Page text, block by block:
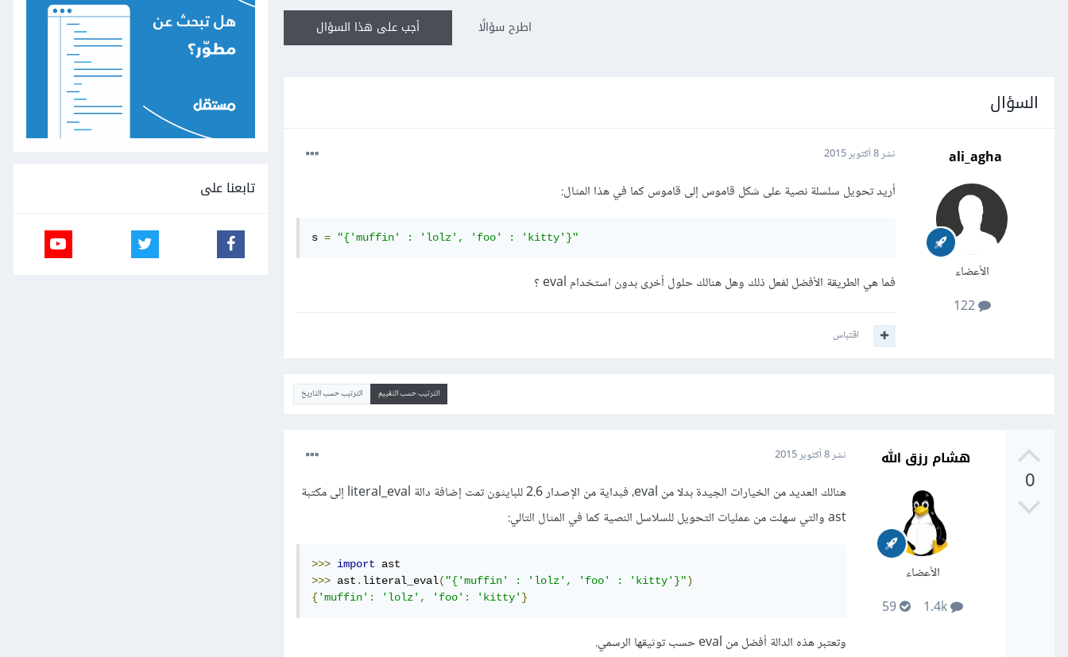
أجب على هذا السؤال اطرح سؤالًا
السؤال
ali_agha
الأعضاء
122
نشر8 أكتوبر 2015
أريد تحويل سلسلة نصية على شكل قاموس إلى قاموس كما في هذا المثال:
s = "{'muffin' : 'lolz', 'foo' : 'kitty'}"
فما هي الطريقة الأفضل لفعل ذلك وهل هنالك حلول أخرى بدون استخدام eval ؟
اقتباس
الترتيب حسب التقييم الترتيب حسب التاريخ
0
هشام رزق الله
الأعضاء
نشر8 أكتوبر 2015
هنالك العديد من الخيارات الجيدة بدلا من eval، فبداية من الإصدار 2.6 للبايثون تمت إضافة دالة literal_eval إلى مكتبة
ast والتي سهلت من عمليات التحويل للسلاسل النصية كما في المثال التالي:
>>> import
>>> ast . literal_eval( "{'muffin' : 'lolz', 'foo' : 'kitty'}")
{'muffin' : 'lolz' , 'foo' : 'kitty' }
وتعتبر هذه الدالة أفضل من eval حسب توثيقها الرسمي.
تابعنا على